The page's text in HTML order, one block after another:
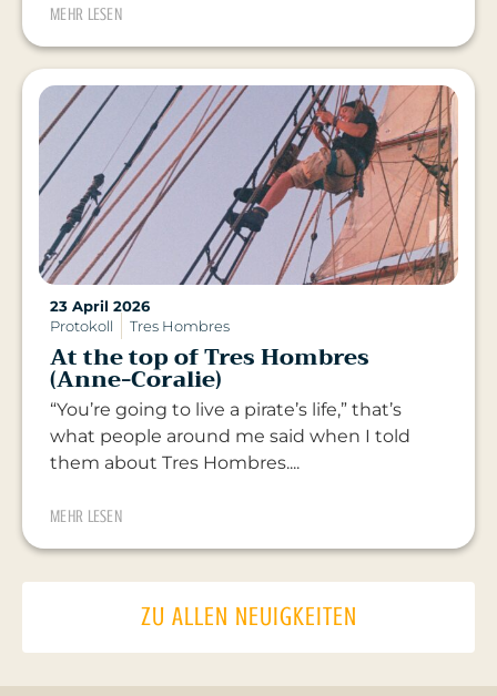
MEHR LESEN
23 April 2026
Protokoll
Tres Hombres
At the top of Tres Hombres
(Anne-Coralie)
“You’re going to live a pirate’s life,” that’s
what people around me said when I told
them about Tres Hombres....
MEHR LESEN
ZU ALLEN NEUIGKEITEN